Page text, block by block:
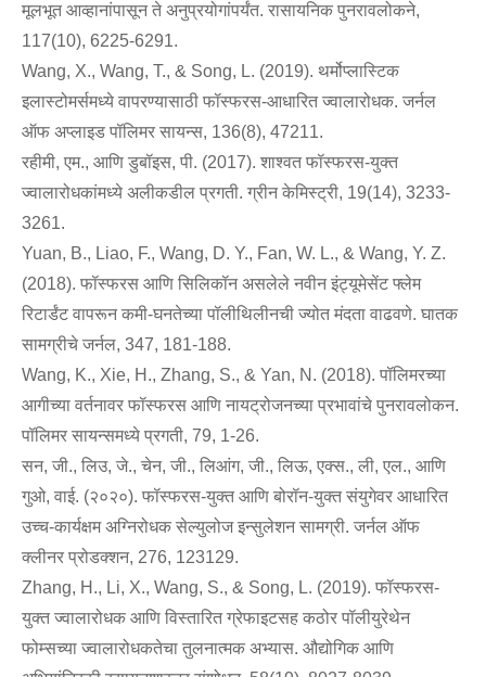
मूलभूत आव्हानांपासून ते अनुप्रयोगांपर्यंत. रासायनिक पुनरावलोकने,
117(10), 6225-6291.
Wang, X., Wang, T., & Song, L. (2019). थर्मोप्लास्टिक
इलास्टोमर्समध्ये वापरण्यासाठी फॉस्फरस-आधारित ज्वालारोधक. जर्नल
ऑफ अप्लाइड पॉलिमर सायन्स, 136(8), 47211.
रहीमी, एम., आणि डुबॉइस, पी. (2017). शाश्वत फॉस्फरस-युक्त
ज्वालारोधकांमध्ये अलीकडील प्रगती. ग्रीन केमिस्ट्री, 19(14), 3233-
3261.
Yuan, B., Liao, F., Wang, D. Y., Fan, W. L., & Wang, Y. Z.
(2018). फॉस्फरस आणि सिलिकॉन असलेले नवीन इंट्यूमेसेंट फ्लेम
रिटार्डंट वापरून कमी-घनतेच्या पॉलीथिलीनची ज्योत मंदता वाढवणे. घातक
सामग्रीचे जर्नल, 347, 181-188.
Wang, K., Xie, H., Zhang, S., & Yan, N. (2018). पॉलिमरच्या
आगीच्या वर्तनावर फॉस्फरस आणि नायट्रोजनच्या प्रभावांचे पुनरावलोकन.
पॉलिमर सायन्समध्ये प्रगती, 79, 1-26.
सन, जी., लिउ, जे., चेन, जी., लिआंग, जी., लिऊ, एक्स., ली, एल., आणि
गुओ, वाई. (२०२०). फॉस्फरस-युक्त आणि बोरॉन-युक्त संयुगेवर आधारित
उच्च-कार्यक्षम अग्निरोधक सेल्युलोज इन्सुलेशन सामग्री. जर्नल ऑफ
क्लीनर प्रोडक्शन, 276, 123129.
Zhang, H., Li, X., Wang, S., & Song, L. (2019). फॉस्फरस-
युक्त ज्वालारोधक आणि विस्तारित ग्रेफाइटसह कठोर पॉलीयुरेथेन
फोम्सच्या ज्वालारोधकतेचा तुलनात्मक अभ्यास. औद्योगिक आणि